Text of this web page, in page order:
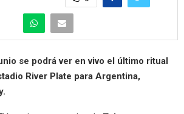
se podrá ver en vivo el último ritual
River Plate para Argentina,